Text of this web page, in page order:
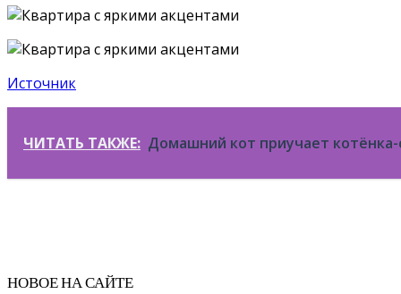
Источник
ЧИТАТЬ ТАКЖЕ: Домашний кот приучает
НОВОЕ НА САЙТЕ